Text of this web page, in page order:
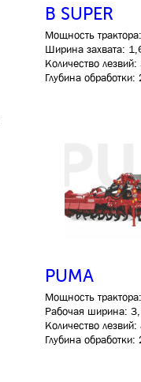
B SUPER
Мощность
Ширина захвата:
Количество
Глубина
PUMA
Мощность
Рабочая ширина:
Количество
Глубина